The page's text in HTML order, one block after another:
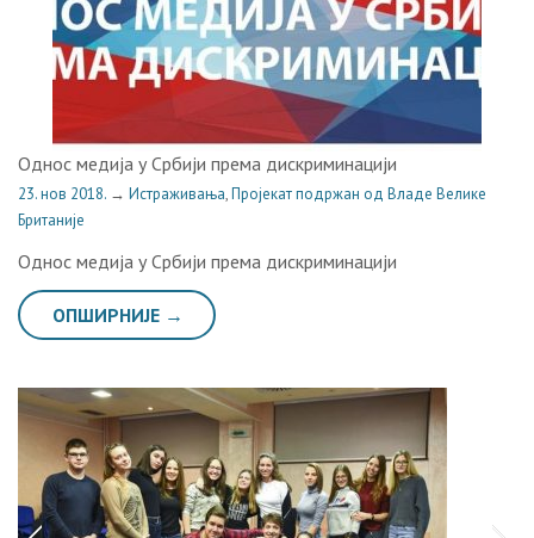
Однос медија у Србији према дискриминацији
23. нов 2018. → Истраживања,Пројекат подржан од Владе Велике
Британије
Однос медија у Србији према дискриминацији
ОПШИРНИЈЕ →